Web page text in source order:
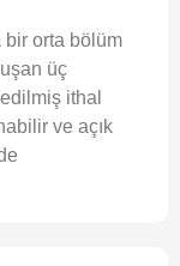
bir orta bölüm
üç
ithal
ve açık